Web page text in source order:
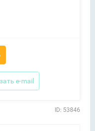
e-mail
ID: 53846